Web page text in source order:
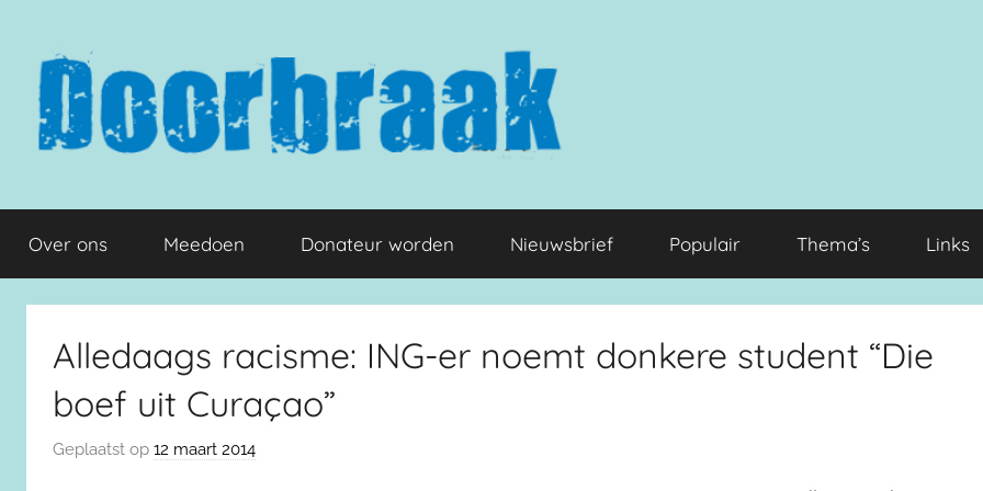
inhoud
springen
Doorbraak.eu
Over ons Meedoen Donateur worden Nieuwsbrief Populair Thema’s Links
Alledaags racisme: ING-er noemt donkere student “Die
boef uit Curaçao”
Geplaatst op 12 maart 2014